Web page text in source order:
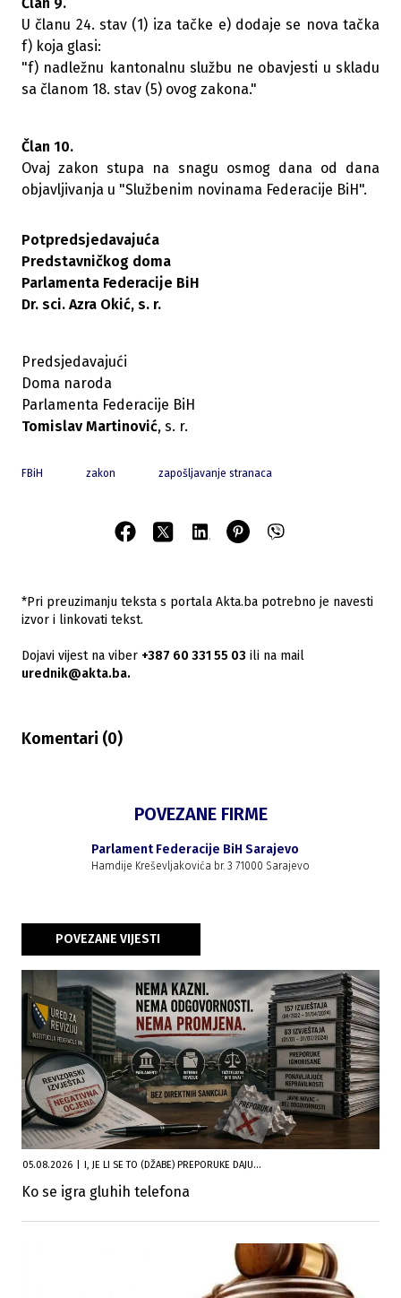
U članu 24. stav (1) iza tačke e) dodaje se nova tačka
f) koja glasi:
"f) nadležnu kantonalnu službu ne obavjesti u skladu
sa članom 18. stav (5) ovog zakona."
Član 10.
Ovaj zakon stupa na snagu osmog dana od dana
objavljivanja u "Službenim novinama Federacije BiH".
Potpredsjedavajuća
Predstavničkog doma
Parlamenta Federacije BiH
Dr. sci. Azra Okić, s. r.
Predsjedavajući
Doma naroda
Parlamenta Federacije BiH
Tomislav Martinović, s. r.
FBiH zakon zapošljavanje stranaca
*Pri preuzimanju teksta s portala Akta.ba potrebno je navesti
izvor i linkovati tekst.
Dojavi vijest na viber +387 60 331 55 03 ili na mail
urednik@akta.ba.
Komentari (0)
POVEZANE FIRME
Parlament Federacije BiH Sarajevo
Hamdije Kreševljakovića br. 3 71000 Sarajevo
POVEZANE VIJESTI
05.08.2026 I, JE LI SE TO (DŽABE) PREPORUKE DAJU...
Ko se igra gluhih telefona